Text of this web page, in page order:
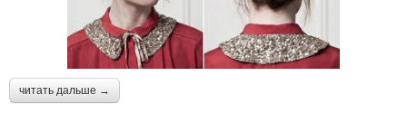
читать дальше →